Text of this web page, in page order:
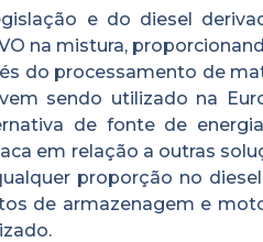
e do diesel
na mistura,
do processamento de
sendo utilizado na
de fonte de
em relação a outras
proporção no
de armazenagem e